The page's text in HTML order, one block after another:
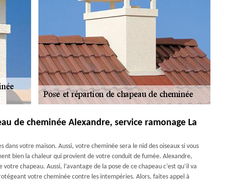
de cheminée Alexandre, service ramonage La
dans votre maison. Aussi, votre cheminée sera le nid des oiseaux si vous
bien la chaleur qui provient de votre conduit de fumée. Alexandre,
chapeau. Aussi, l’avantage de la pose de ce chapeau c’est qu’il va
votre cheminée contre les intempéries. Alors, faites appel à